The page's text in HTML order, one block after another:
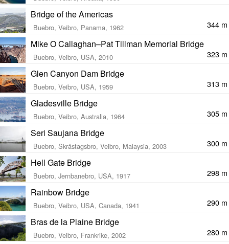
Bridge of the Americas
Buebro, Veibro, Panama, 1962 344 m
Mike O Callaghan–Pat Tillman Memorial Bridge
Buebro, Veibro, USA, 2010 323 m
Glen Canyon Dam Bridge
Buebro, Veibro, USA, 1959 313 m
Gladesville Bridge
Buebro, Veibro, Australia, 1964 305 m
Seri Saujana Bridge
Buebro, Skråstagsbro, Veibro, Malaysia, 2003 300 m
Hell Gate Bridge
Buebro, Jernbanebro, USA, 1917 298 m
Rainbow Bridge
Buebro, Veibro, USA, Canada, 1941 290 m
Bras de la Plaine Bridge
Buebro, Veibro, Frankrike, 2002 280 m